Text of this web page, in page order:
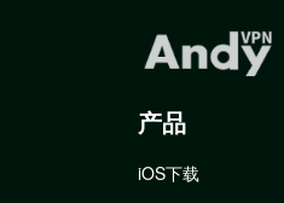
产品
iOS下载